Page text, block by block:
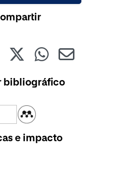
bibliográfico
e impacto